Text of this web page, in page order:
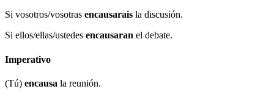
Si vosotros/vosotras encausarais la discusión.
Si ellos/ellas/ustedes encausaran el debate.
Imperativo
(Tú) encausa la reunión.